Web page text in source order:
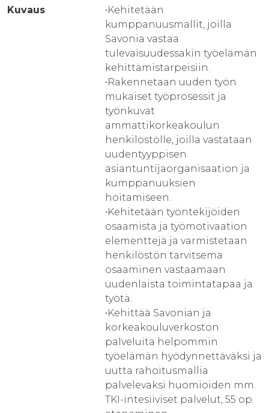
Kuvaus
•Kehitetään
kumppanuusmallit, joilla
Savonia vastaa
tulevaisuudessakin työelämän
kehittämistarpeisiin.
•Rakennetaan uuden työn
mukaiset työprosessit ja
työnkuvat
ammattikorkeakoulun
henkilöstölle, joilla vastataan
uudentyyppisen
asiantuntijaorganisaation ja
kumppanuuksien
hoitamiseen.
•Kehitetään työntekijöiden
osaamista ja työmotivaation
elementtejä ja varmistetaan
henkilöstön tarvitsema
osaaminen vastaamaan
uudenlaista toimintatapaa ja
työtä.
•Kehittää Savonian ja
korkeakouluverkoston
palveluita helpommin
työelämän hyödynnettäväksi ja
uutta rahoitusmallia
palvelevaksi huomioiden mm.
TKI-intesiiviset palvelut, 55 op.